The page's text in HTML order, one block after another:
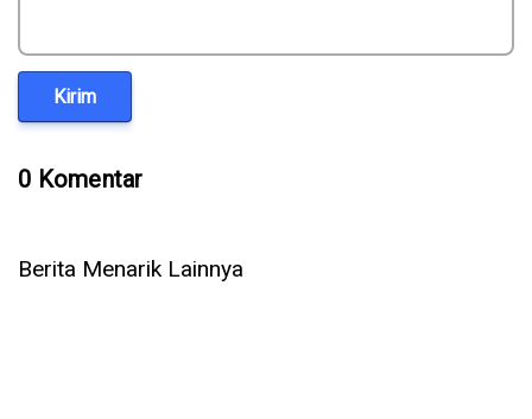
Kirim
0 Komentar
Berita Menarik Lainnya